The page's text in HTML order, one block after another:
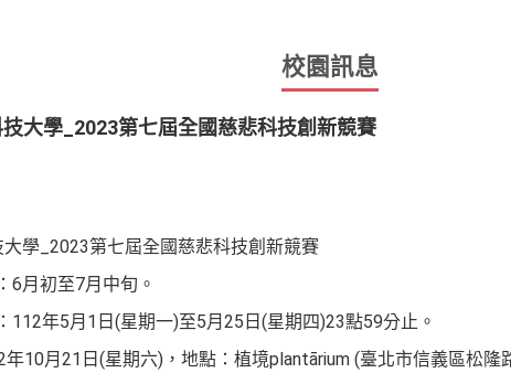
校園訊息
大學_2023第七屆全國慈悲科技創新競賽
學_2023第七屆全國慈悲科技創新競賽
6月初至7月中旬。
112年5月1日(星期一)至5月25日(星期四)23點59分止。
10月21日(星期六)，地點：植境plantārium (臺北市信義區松隆